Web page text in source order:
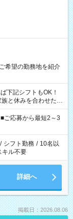
希望の勤務地を紹介
「できれば残業はし
ク希望
と、もう1つのお仕事
は応募できません。
ご応募から最短2～3
/ シフト勤務 / 10名以
キル不要
詳細へ
掲載日：2026.08.06